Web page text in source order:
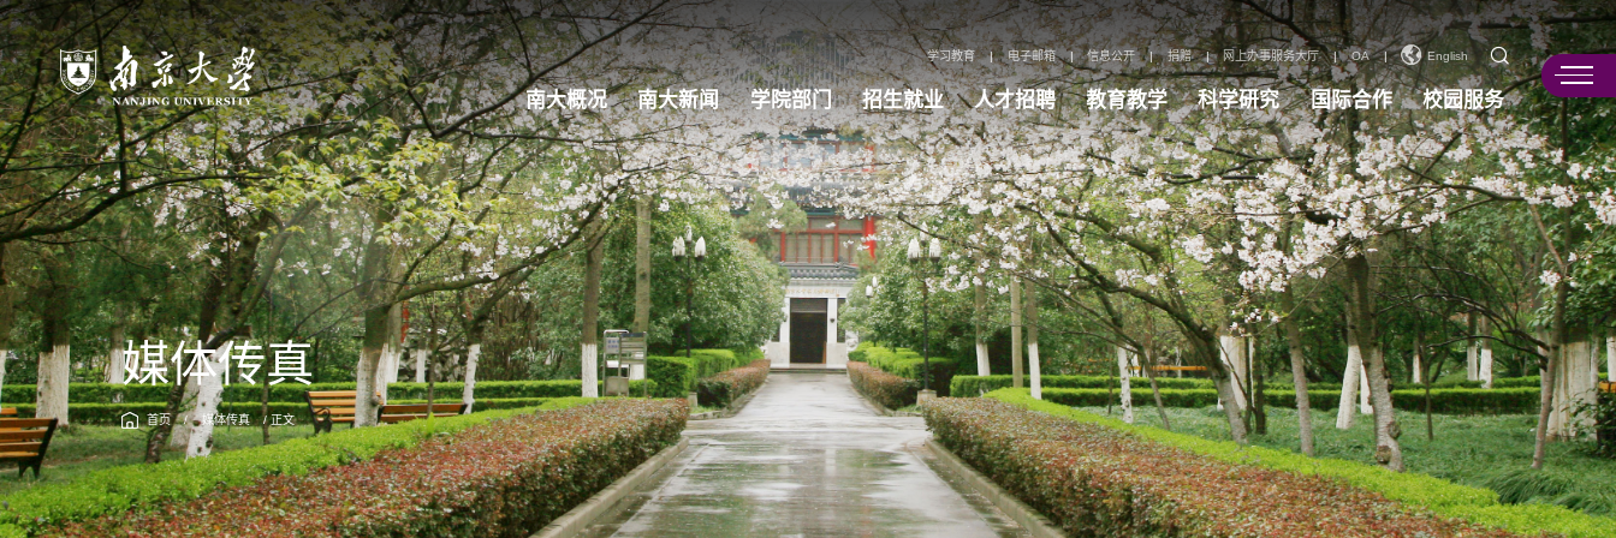
学习教育 | 电子邮箱 | 信息公开 | 捐赠 | 网上办事服务大厅 | OA | English
南大概况 南大新闻 学院部门 招生就业 人才招聘 教育教学 科学研究 国际合作 校园服务
媒体传真
首页 / 媒体传真 / 正文